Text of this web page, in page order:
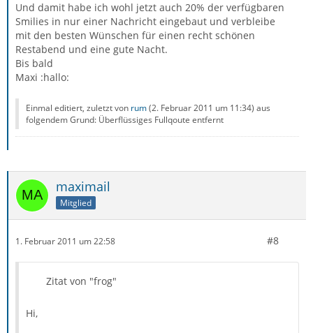
Und damit habe ich wohl jetzt auch 20% der verfügbaren
Smilies in nur einer Nachricht eingebaut und verbleibe
mit den besten Wünschen für einen recht schönen
Restabend und eine gute Nacht.
Bis bald
Maxi :hallo:
Einmal editiert, zuletzt von rum(2. Februar 2011 um 11:34) aus
folgendem Grund: Überflüssiges Fullqoute entfernt
maximail
Mitglied
1. Februar 2011 um 22:58 #8
Zitat von "frog"
Hi,